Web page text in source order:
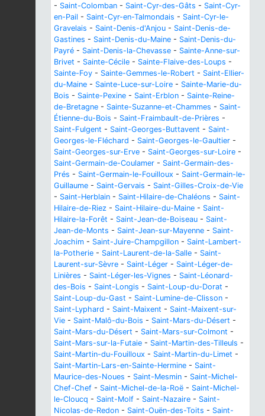
- Saint-Colomban - Saint-Cyr-des-Gâts - Saint-Cyr-
en-Pail - Saint-Cyr-en-Talmondais - Saint-Cyr-le-
Gravelais - Saint-Denis-d'Anjou - Saint-Denis-de-
Gastines - Saint-Denis-du-Maine - Saint-Denis-du-
Payré - Saint-Denis-la-Chevasse - Sainte-Anne-sur-
Brivet - Sainte-Cécile - Sainte-Flaive-des-Loups -
Sainte-Foy - Sainte-Gemmes-le-Robert - Saint-Ellier-
du-Maine - Sainte-Luce-sur-Loire - Sainte-Marie-du-
Bois - Sainte-Pexine - Saint-Erblon - Sainte-Reine-
de-Bretagne - Sainte-Suzanne-et-Chammes - Saint-
Étienne-du-Bois - Saint-Fraimbault-de-Prières -
Saint-Fulgent - Saint-Georges-Buttavent - Saint-
Georges-le-Fléchard - Saint-Georges-le-Gaultier -
Saint-Georges-sur-Erve - Saint-Georges-sur-Loire -
Saint-Germain-de-Coulamer - Saint-Germain-des-
Prés - Saint-Germain-le-Fouilloux - Saint-Germain-le-
Guillaume - Saint-Gervais - Saint-Gilles-Croix-de-Vie
- Saint-Herblain - Saint-Hilaire-de-Chaléons - Saint-
Hilaire-de-Riez - Saint-Hilaire-du-Maine - Saint-
Hilaire-la-Forêt - Saint-Jean-de-Boiseau - Saint-
Jean-de-Monts - Saint-Jean-sur-Mayenne - Saint-
Joachim - Saint-Juire-Champgillon - Saint-Lambert-
la-Potherie - Saint-Laurent-de-la-Salle - Saint-
Laurent-sur-Sèvre - Saint-Léger - Saint-Léger-de-
Linières - Saint-Léger-les-Vignes - Saint-Léonard-
des-Bois - Saint-Longis - Saint-Loup-du-Dorat -
Saint-Loup-du-Gast - Saint-Lumine-de-Clisson -
Saint-Lyphard - Saint-Maixent - Saint-Maixent-sur-
Vie - Saint-Malô-du-Bois - Saint-Mars-du-Désert -
Saint-Mars-du-Désert - Saint-Mars-sur-Colmont -
Saint-Mars-sur-la-Futaie - Saint-Martin-des-Tilleuls -
Saint-Martin-du-Fouilloux - Saint-Martin-du-Limet -
Saint-Martin-Lars-en-Sainte-Hermine - Saint-
Maurice-des-Noues - Saint-Mesmin - Saint-Michel-
Chef-Chef - Saint-Michel-de-la-Roë - Saint-Michel-
le-Cloucq - Saint-Molf - Saint-Nazaire - Saint-
Nicolas-de-Redon - Saint-Ouën-des-Toits - Saint-